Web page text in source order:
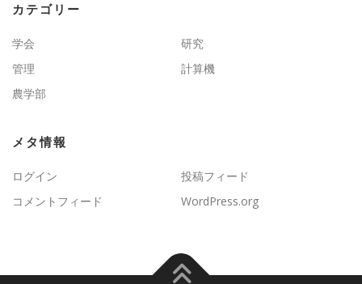
カテゴリー
学会
研究
管理
計算機
農学部
メタ情報
ログイン
投稿フィード
コメントフィード
WordPress.org